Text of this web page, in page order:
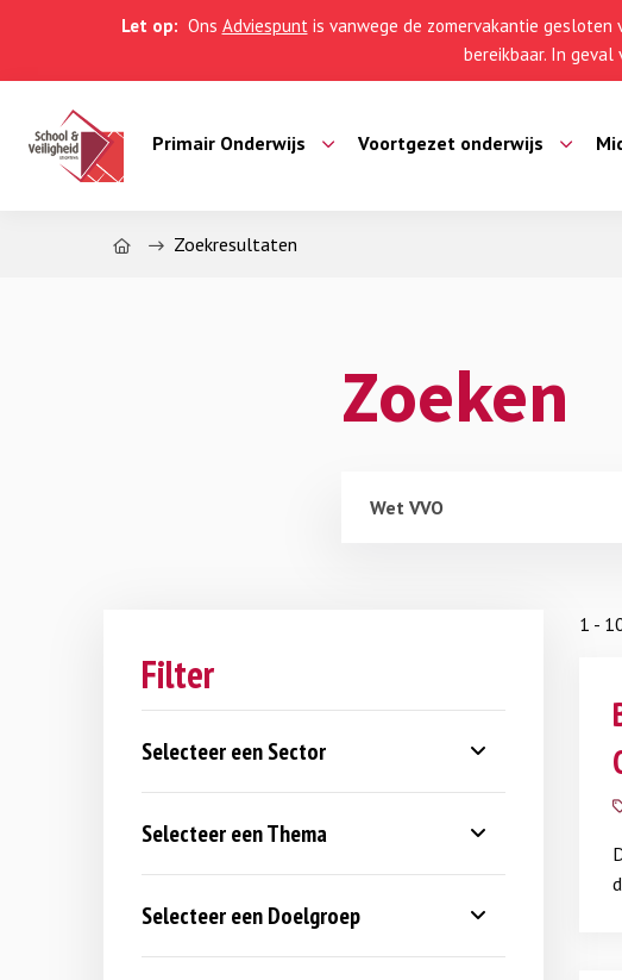
Let op: Ons Adviespuntis vanwege de zomervakantie gesloten
bereikbaar. In
Primair Onderwijs Voortgezet onderwijs
Home Zoekresultaten
Zoeken
Filter
Selecteer een Sector
Selecteer een Thema
Selecteer een Doelgroep
1 -